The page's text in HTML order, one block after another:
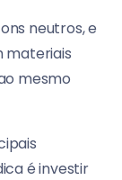
neutros, e
materiais
mesmo
é investir